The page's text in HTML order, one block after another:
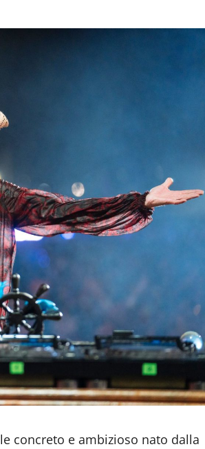
concreto e ambizioso nato dalla